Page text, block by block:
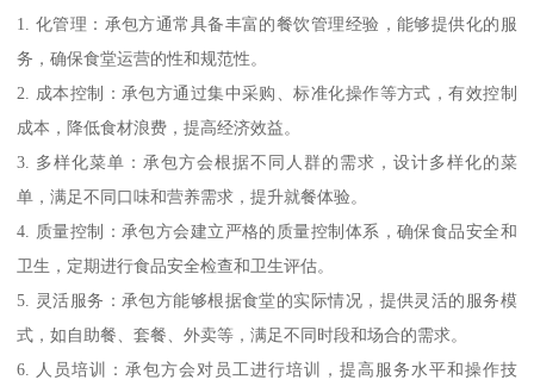
1. 化管理：承包方通常具备丰富的餐饮管理经验，能够提供化的服
务，确保食堂运营的性和规范性。
2. 成本控制：承包方通过集中采购、标准化操作等方式，有效控制
成本，降低食材浪费，提高经济效益。
3. 多样化菜单：承包方会根据不同人群的需求，设计多样化的菜
单，满足不同口味和营养需求，提升就餐体验。
4. 质量控制：承包方会建立严格的质量控制体系，确保食品安全和
卫生，定期进行食品安全检查和卫生评估。
5. 灵活服务：承包方能够根据食堂的实际情况，提供灵活的服务模
式，如自助餐、套餐、外卖等，满足不同时段和场合的需求。
6. 人员培训：承包方会对员工进行培训，提高服务水平和操作技